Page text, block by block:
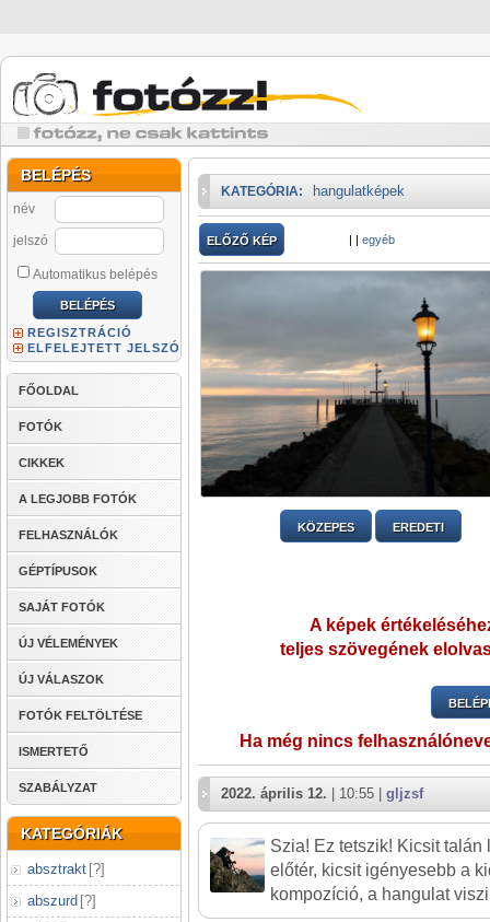
BELÉPÉS
név
jelszó
Automatikus belépés
REGISZTRÁCIÓ
ELFELEJTETT JELSZÓ
FŐOLDAL
FOTÓK
CIKKEK
A LEGJOBB FOTÓK
FELHASZNÁLÓK
GÉPTÍPUSOK
SAJÁT FOTÓK
ÚJ VÉLEMÉNYEK
ÚJ VÁLASZOK
FOTÓK FELTÖLTÉSE
ISMERTETŐ
SZABÁLYZAT
KATEGÓRIÁK
absztrakt [?]
abszurd [?]
KATEGÓRIA: hangulatképek
ELŐZŐ KÉP | | egyéb
KÖZEPES EREDETI
A képek
teljes szövegének
Ha még nincs
2022. április 12. | 10:55 | gljzsf
Szia! Ez tetszik! Kicsit
előtér, kicsit igényesebb a
kompozíció, a hangulat